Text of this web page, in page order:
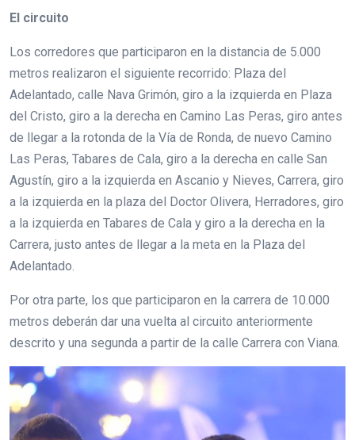
El circuito
Los corredores que participaron en la distancia de 5.000
metros realizaron el siguiente recorrido: Plaza del
Adelantado, calle Nava Grimón, giro a la izquierda en Plaza
del Cristo, giro a la derecha en Camino Las Peras, giro antes
de llegar a la rotonda de la Vía de Ronda, de nuevo Camino
Las Peras, Tabares de Cala, giro a la derecha en calle San
Agustín, giro a la izquierda en Ascanio y Nieves, Carrera, giro
a la izquierda en la plaza del Doctor Olivera, Herradores, giro
a la izquierda en Tabares de Cala y giro a la derecha en la
Carrera, justo antes de llegar a la meta en la Plaza del
Adelantado.
Por otra parte, los que participaron en la carrera de 10.000
metros deberán dar una vuelta al circuito anteriormente
descrito y una segunda a partir de la calle Carrera con Viana.